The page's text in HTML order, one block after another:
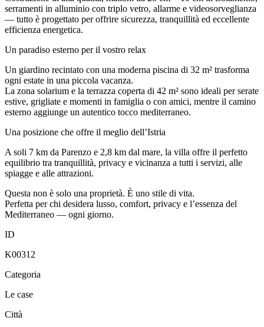
serramenti in alluminio con triplo vetro, allarme e videosorveglianza
— tutto è progettato per offrire sicurezza, tranquillità ed eccellente
efficienza energetica.
Un paradiso esterno per il vostro relax
Un giardino recintato con una moderna piscina di 32 m² trasforma
ogni estate in una piccola vacanza.
La zona solarium e la terrazza coperta di 42 m² sono ideali per serate
estive, grigliate e momenti in famiglia o con amici, mentre il camino
esterno aggiunge un autentico tocco mediterraneo.
Una posizione che offre il meglio dell’Istria
A soli 7 km da Parenzo e 2,8 km dal mare, la villa offre il perfetto
equilibrio tra tranquillità, privacy e vicinanza a tutti i servizi, alle
spiagge e alle attrazioni.
Questa non è solo una proprietà. È uno stile di vita.
Perfetta per chi desidera lusso, comfort, privacy e l’essenza del
Mediterraneo — ogni giorno.
ID
K00312
Categoria
Le case
Città